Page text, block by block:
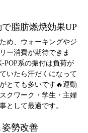
脂肪燃焼効果UP
め、ウォーキングやジ
ー消費が期待できま
POP系の振付は負荷が
いたら汗だくになって
とても多いです🔥運動
クワーク・学生・主婦
として最適です。
勢改善